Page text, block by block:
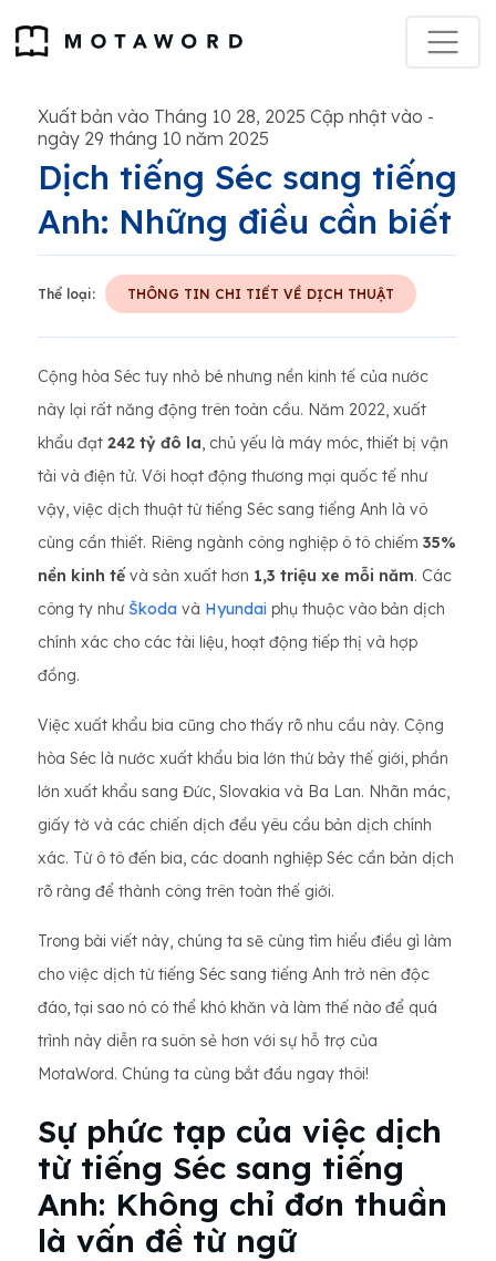
Xuất bản vào Tháng 10 28, 2025 Cập nhật vào -
ngày 29 tháng 10 năm 2025
Dịch tiếng Séc sang tiếng
Anh: Những điều cần biết
Thể loại: THÔNG TIN CHI TIẾT VỀ DỊCH THUẬT
Cộng hòa Séc tuy nhỏ bé nhưng nền kinh tế của nước
này lại rất năng động trên toàn cầu. Năm 2022, xuất
khẩu đạt 242 tỷ đô la, chủ yếu là máy móc, thiết bị vận
tải và điện tử. Với hoạt động thương mại quốc tế như
vậy, việc dịch thuật từ tiếng Séc sang tiếng Anh là vô
cùng cần thiết. Riêng ngành công nghiệp ô tô chiếm 35%
nền kinh tế và sản xuất hơn 1,3 triệu xe mỗi năm. Các
công ty như Škoda và Hyundai phụ thuộc vào bản dịch
chính xác cho các tài liệu, hoạt động tiếp thị và hợp
đồng.
Việc xuất khẩu bia cũng cho thấy rõ nhu cầu này. Cộng
hòa Séc là nước xuất khẩu bia lớn thứ bảy thế giới, phần
lớn xuất khẩu sang Đức, Slovakia và Ba Lan. Nhãn mác,
giấy tờ và các chiến dịch đều yêu cầu bản dịch chính
xác. Từ ô tô đến bia, các doanh nghiệp Séc cần bản dịch
rõ ràng để thành công trên toàn thế giới.
Trong bài viết này, chúng ta sẽ cùng tìm hiểu điều gì làm
cho việc dịch từ tiếng Séc sang tiếng Anh trở nên độc
đáo, tại sao nó có thể khó khăn và làm thế nào để quá
trình này diễn ra suôn sẻ hơn với sự hỗ trợ của
MotaWord. Chúng ta cùng bắt đầu ngay thôi!
Sự phức tạp của việc dịch
từ tiếng Séc sang tiếng
Anh: Không chỉ đơn thuần
là vấn đề từ ngữ